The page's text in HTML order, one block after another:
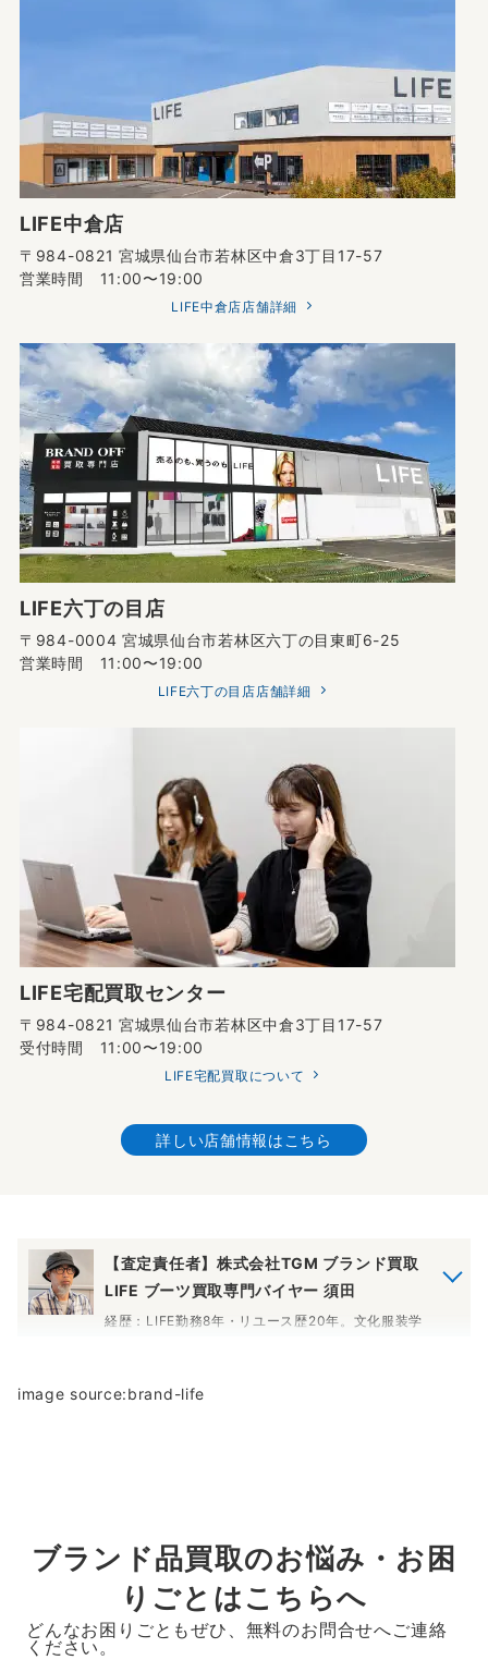
LIFE中倉店
〒984-0821 宮城県仙台市若林区中倉3丁目17-57
営業時間 11:00〜19:00
LIFE中倉店店舗詳細
LIFE六丁の目店
〒984-0004 宮城県仙台市若林区六丁の目東町6-25
営業時間 11:00〜19:00
LIFE六丁の目店店舗詳細
LIFE宅配買取センター
〒984-0821 宮城県仙台市若林区中倉3丁目17-57
受付時間 11:00〜19:00
LIFE宅配買取について
詳しい店舗情報はこちら
【査定責任者】株式会社TGM ブランド買取
LIFE ブーツ買取専門バイヤー 須田
経歴：LIFE勤務8年・リユース歴20年。文化服装学
け、宮城県の大手リユース企業でのマネージャー経
査定責任者について
image source:brand-life
ブランド品買取のお悩み・お困
りごとはこちらへ
どんなお困りごともぜひ、無料のお問合せへご連絡
ください。